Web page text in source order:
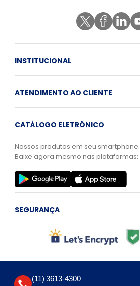
INSTITUCIONAL
ATENDIMENTO AO CLIENTE
CATÁLOGO ELETRÔNICO
Nossos produtos em seu smartphone.
Baixe agora mesmo nas plataformas:
SEGURANÇA
(11) 3613-4300